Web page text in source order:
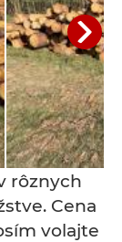
rôznych
Cena
volajte